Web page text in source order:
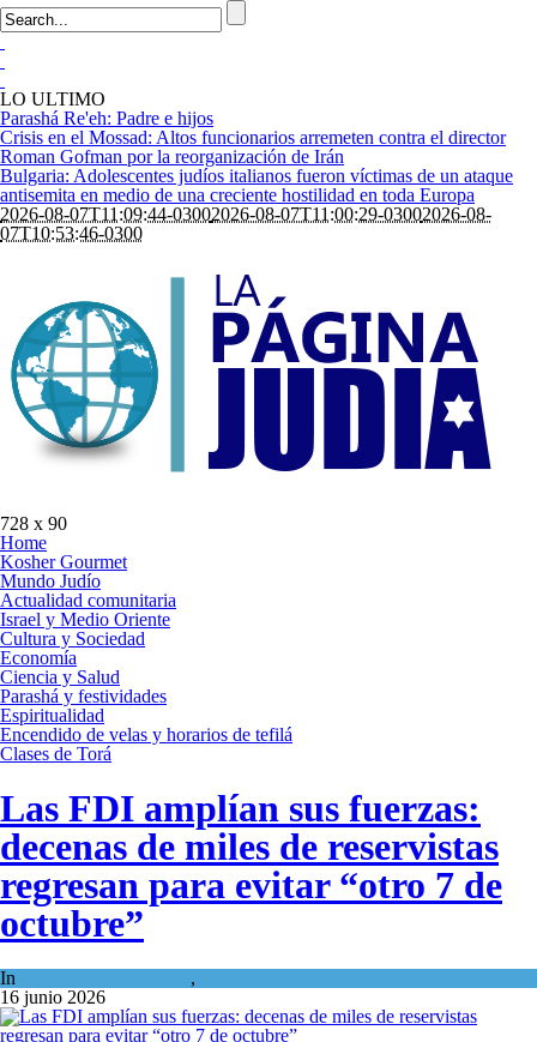
LO ULTIMO
Parashá Re'eh: Padre e hijos
Crisis en el Mossad: Altos funcionarios arremeten contra el director
Roman Gofman por la reorganización de Irán
Bulgaria: Adolescentes judíos italianos fueron víctimas de un ataque
antisemita en medio de una creciente hostilidad en toda Europa
2026-08-07T11:09:44-03002026-08-07T11:00:29-03002026-08-
07T10:53:46-0300
728 x 90
Home
Kosher Gourmet
Mundo Judío
Actualidad comunitaria
Israel y Medio Oriente
Cultura y Sociedad
Economía
Ciencia y Salud
Parashá y festividades
Espiritualidad
Encendido de velas y horarios de tefilá
Clases de Torá
Las FDI amplían sus fuerzas:
decenas de miles de reservistas
regresan para evitar “otro 7 de
octubre”
In ,
16 junio 2026